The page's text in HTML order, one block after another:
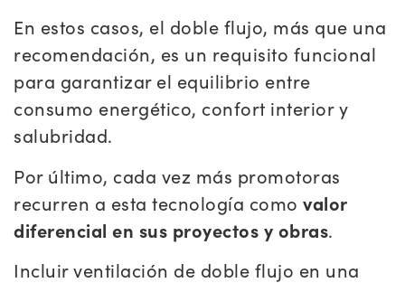
En estos casos, el doble flujo, más que una
recomendación, es un requisito funcional
para garantizar el equilibrio entre
consumo energético, confort interior y
salubridad.
Por último, cada vez más promotoras
recurren a esta tecnología como valor
diferencial en sus proyectos y obras.
Incluir ventilación de doble flujo en una